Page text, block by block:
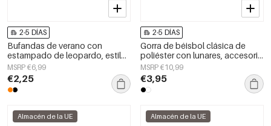
2-5 DÍAS
Bufandas de verano con
estampado de leopardo, estilo
casual, de poliéster, accesorios
para el día a día.
MSRP €6,99
€2,25
2-5 DÍAS
Gorra de béisbol clásica de
poliéster con lunares, accesorio
diario.
MSRP €10,99
€3,95
Almacén de la UE Almacén de la UE